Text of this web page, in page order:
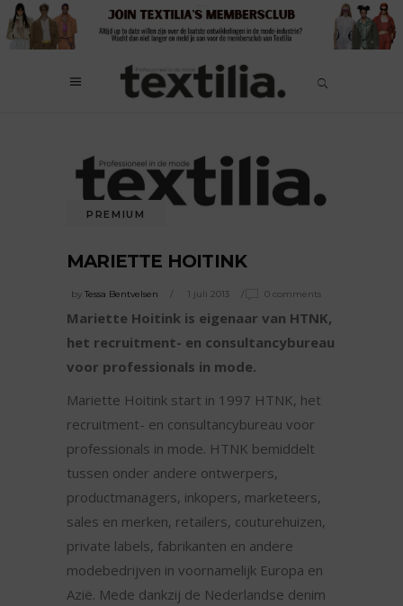
PREMIUM
MARIETTE HOITINK
by Tessa Bentvelsen 1 juli 2013 0 comments
Mariette Hoitink is eigenaar van HTNK,
het recruitment- en consultancybureau
voor professionals in mode.
Mariette Hoitink start in 1997 HTNK, het
recruitment- en consultancybureau voor
professionals in mode. HTNK bemiddelt
tussen onder andere ontwerpers,
productmanagers, inkopers, marketeers,
sales en merken, retailers, couturehuizen,
private labels, fabrikanten en andere
modebedrijven in voornamelijk Europa en
Azië. Mede dankzij de Nederlandse denim